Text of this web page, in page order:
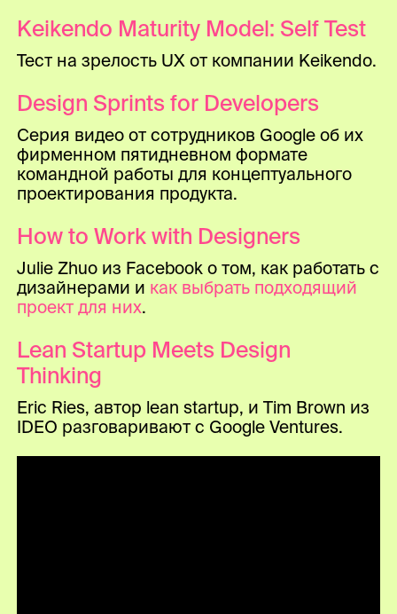
Keikendo Maturity Model: Self Test
Тест на зрелость UX от компании Keikendo.
Design Sprints for Developers
Серия видео от сотрудников Google об их
фирменном пятидневном формате
командной работы для концептуального
проектирования продукта.
How to Work with Designers
Julie Zhuo из Facebook о том, как работать с
дизайнерами и как выбрать подходящий
проект для них.
Lean Startup Meets Design
Thinking
Eric Ries, автор lean startup, и Tim Brown из
IDEO разговаривают с Google Ventures.